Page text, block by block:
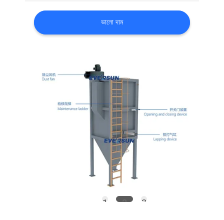
যোগাযোগ
করুন
উদ্ধৃতির
ভালো দাম
1 2 3